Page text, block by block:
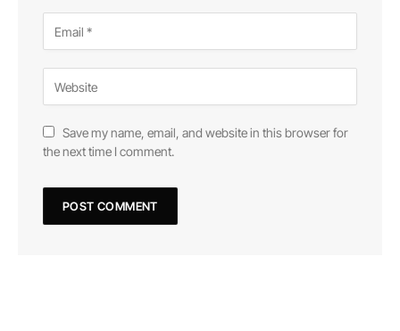
Save my name, email, and website in this browser for
the next time I comment.